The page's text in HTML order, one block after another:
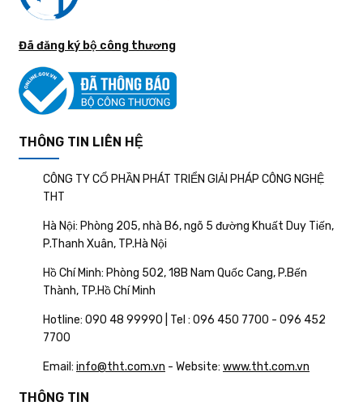
Đã đăng ký bộ công thương
THÔNG TIN LIÊN HỆ
CÔNG TY CỔ PHẦN PHÁT TRIỂN GIẢI PHÁP CÔNG NGHỆ
THT
Hà Nội: Phòng 205, nhà B6, ngõ 5 đường Khuất Duy Tiến,
P.Thanh Xuân, TP.Hà Nội
Hồ Chí Minh: Phòng 502, 18B Nam Quốc Cang, P.Bến
Thành, TP.Hồ Chí Minh
Hotline: 090 48 99990 | Tel : 096 450 7700 - 096 452
7700
Email: info@tht.com.vn - Website: www.tht.com.vn
THÔNG TIN